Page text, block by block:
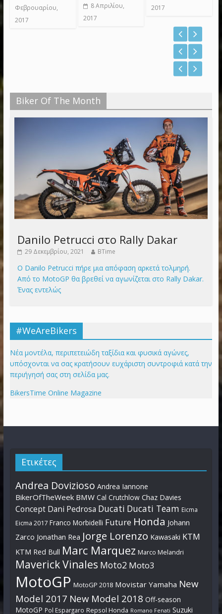
Φεβρουαρίου,
2017
8 Απριλίου,
2017
2017
Biker Of The Month
Danilo Petrucci στο Rally Dakar
29 Δεκεμβρίου, 2021 BTime
Ο Danilo Petrucci πήρε μια απόφαση αρκετά τολμηρή.
Από το MotoGP θα βρεθεί να αγωνίζεται στο Rally Dakar.
Ένας εντελώς
#WeAreBikers
Νέα μοντέλα, περιπετειώδη ταξίδια και φυσικά αγώνες,
υπόσχονται να σας κρατήσουν ευχάριστη συντροφιά κατά την
περιήγησή σας στη σελίδα μας.
BikersTime Online Magazine
Ετικέτες
Andrea Dovizioso Andrea Iannone
BikerOfTheWeek BMW Cal Crutchlow Chaz Davies
Concept Dani Pedrosa Ducati Ducati Team Eicma
Eicma 2017 Franco Morbidelli Future Honda Johann
Zarco Jonathan Rea Jorge Lorenzo Kawasaki KTM
KTM Red Bull Marc Marquez Marco Melandri
Maverick Vinales Moto2 Moto3
MotoGP MotoGP 2018 Movistar Yamaha New
Model 2017 New Model 2018 Off-season
MotoGP Pol Espargaro Repsol Honda Romano Fenati Suzuki